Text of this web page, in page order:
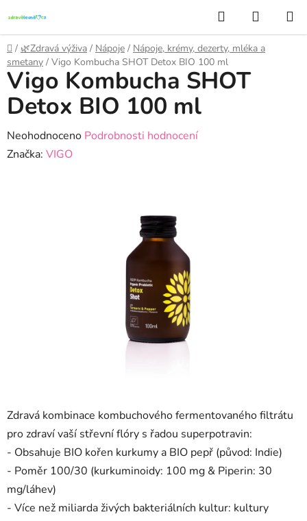
na
obsah
Hledat
KOŠÍK
Domů
/ 🌿Zdravá výživa / Nápoje / Nápoje, krémy, dezerty, mléka a
smetany / Vigo Kombucha SHOT Detox BIO 100 ml
Zdravá kombinace kombuchového fermentovaného filtrátu
pro zdraví vaší střevní flóry s řadou superpotravin:
- Obsahuje BIO kořen kurkumy a BIO pepř (původ: Indie)
- Poměr 100/30 (kurkuminoidy: 100 mg & Piperin: 30
mg/láhev)
- Více než miliarda živých bakteriálních kultur: kultury
Vigo Kombucha SHOT
Detox BIO 100 ml
Průměrné
hodnocení
Neohodnoceno Podrobnosti hodnocení
Značka: VIGO